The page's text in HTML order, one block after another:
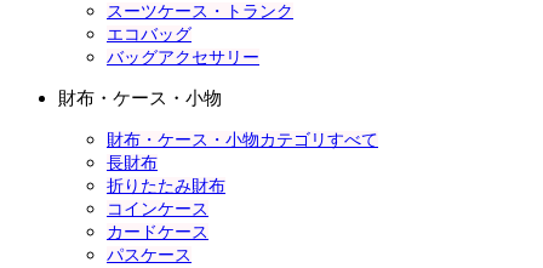
スーツケース・トランク
エコバッグ
バッグアクセサリー
財布・ケース・小物
財布・ケース・小物カテゴリすべて
長財布
折りたたみ財布
コインケース
カードケース
パスケース